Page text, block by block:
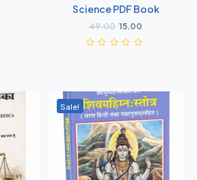
Science PDF Book
49.00 15.00
Sale!